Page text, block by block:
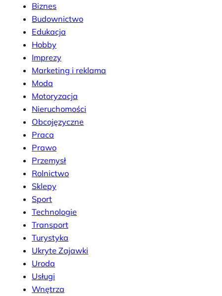
Biznes
Budownictwo
Edukacja
Hobby
Imprezy
Marketing i reklama
Moda
Motoryzacja
Nieruchomości
Obcojęzyczne
Praca
Prawo
Przemysł
Rolnictwo
Sklepy
Sport
Technologie
Transport
Turystyka
Ukryte Zajawki
Uroda
Usługi
Wnętrza